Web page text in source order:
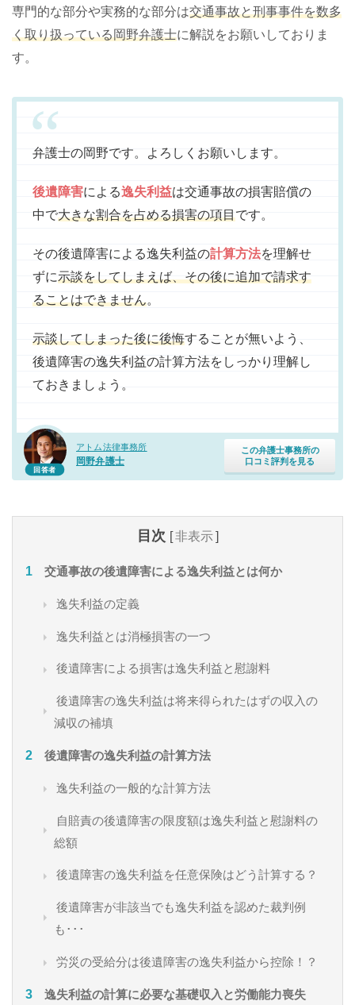
専門的な部分や実務的な部分は交通事故と刑事事件を数多
く取り扱っている岡野弁護士に解説をお願いしておりま
す。
回答者
アトム法律事務所
岡野弁護士
この弁護士事務所の
口コミ評判を見る
弁護士の岡野です。よろしくお願いします。
後遺障害による逸失利益は交通事故の損害賠償の
中で大きな割合を占める損害の項目です。
その後遺障害による逸失利益の計算方法を理解せ
ずに示談をしてしまえば、その後に追加で請求す
ることはできません。
示談してしまった後に後悔することが無いよう、
後遺障害の逸失利益の計算方法をしっかり理解し
ておきましょう。
目次 [非表示]
交通事故の後遺障害による逸失利益とは何か
逸失利益の定義
逸失利益とは消極損害の一つ
後遺障害による損害は逸失利益と慰謝料
後遺障害の逸失利益は将来得られたはずの収入の
減収の補填
後遺障害の逸失利益の計算方法
逸失利益の一般的な計算方法
自賠責の後遺障害の限度額は逸失利益と慰謝料の
総額
後遺障害の逸失利益を任意保険はどう計算する？
後遺障害が非該当でも逸失利益を認めた裁判例
も･･･
労災の受給分は後遺障害の逸失利益から控除！？
逸失利益の計算に必要な基礎収入と労働能力喪失